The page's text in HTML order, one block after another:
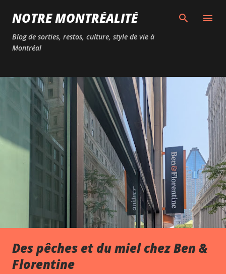
Passer au contenu principal
NOTRE MONTRÉALITÉ
Blog de sorties, restos, culture, style de vie à
Montréal
Des pêches et du miel chez Ben &
Florentine